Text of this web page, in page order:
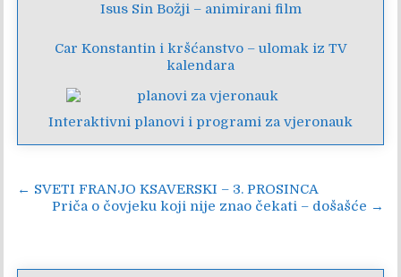
Isus Sin Božji – animirani film
Car Konstantin i kršćanstvo – ulomak iz TV
kalendara
Interaktivni planovi i programi za vjeronauk
Navigacija
objava
← SVETI FRANJO KSAVERSKI – 3. PROSINCA
Priča o čovjeku koji nije znao čekati – došašće →